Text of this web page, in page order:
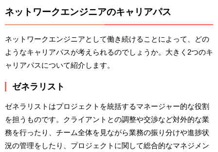
ネットワークエンジニアのキャリアパス
ネットワークエンジニアとして働き続けることによって、どの
ようなキャリアパスが考えられるのでしょうか。大きく2つのキ
ャリアパスについて紹介します。
ゼネラリスト
ゼネラリストはプロジェクトを統括するマネージャー的な役割
を担うものです。クライアントとの調整や交渉など対外的な業
務を行ったり、チーム全体を見ながら業務の振り分けや進捗状
況の管理をしたり、プロジェクトに関して総合的なマネジメン